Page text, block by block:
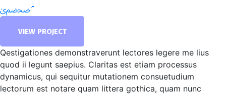
VIEW PROJECT
Qestigationes demonstraverunt lectores legere me lius
quod ii legunt saepius. Claritas est etiam processus
dynamicus, qui sequitur mutationem consuetudium
lectorum est notare quam littera gothica, quam nunc